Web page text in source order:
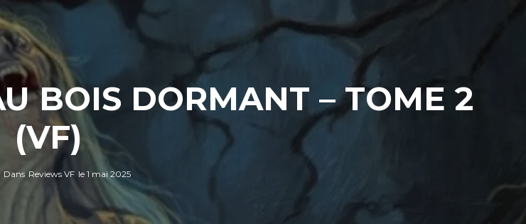
BOIS DORMANT – TOME 2
(VF)
Dans Reviews VF le 1 mai 2025